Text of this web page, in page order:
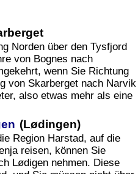
Norden über den Tysfjord
von Bognes nach
wenn Sie Richtung
von Skarberget nach Narvik
also etwas mehr als eine
(Lødingen)
Region Harstad, auf die
reisen, können Sie
Lødigen nehmen. Diese